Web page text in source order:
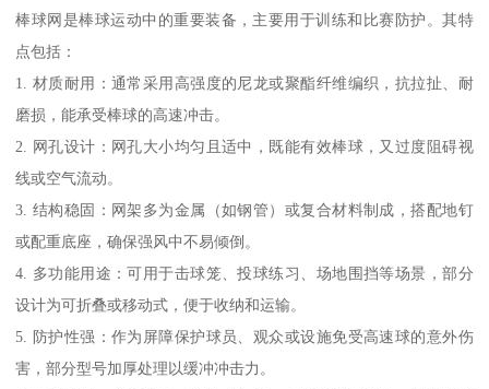
棒球网是棒球运动中的重要装备，主要用于训练和比赛防护。其特
点包括：
1. 材质耐用：通常采用高强度的尼龙或聚酯纤维编织，抗拉扯、耐
磨损，能承受棒球的高速冲击。
2. 网孔设计：网孔大小均匀且适中，既能有效棒球，又过度阻碍视
线或空气流动。
3. 结构稳固：网架多为金属（如钢管）或复合材料制成，搭配地钉
或配重底座，确保强风中不易倾倒。
4. 多功能用途：可用于击球笼、投球练习、场地围挡等场景，部分
设计为可折叠或移动式，便于收纳和运输。
5. 防护性强：作为屏障保护球员、观众或设施免受高速球的意外伤
害，部分型号加厚处理以缓冲冲击力。